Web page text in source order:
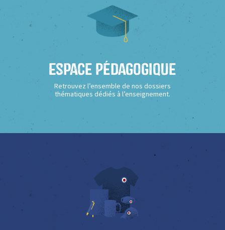
Espace Pédagogique
Retrouvez l’ensemble de nos dossiers
thématiques dédiés à l’enseignement.